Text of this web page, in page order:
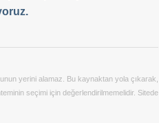
yerini alamaz. Bu kaynaktan yola çıkarak,
seçimi için değerlendirilmemelidir. Sitede